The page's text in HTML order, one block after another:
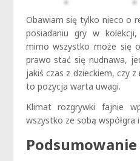
Obawiam się tylko nieco o
posiadaniu gry w
mimo wszystko może się
prawo stać się nudnawa,
jakiś czas z dzieckiem, czy
to pozycja warta uwagi.
Klimat rozgrywki fajnie
wszystko ze sobą współgra
Podsumowanie